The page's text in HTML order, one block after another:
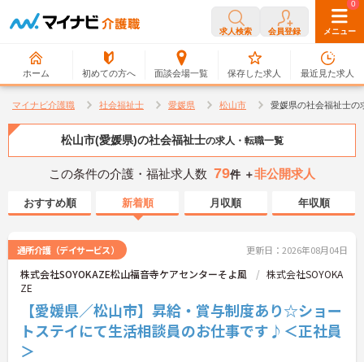
求人検索 会員登録 メニュー
ホーム 初めての方へ 面談会場一覧
0
保存した求人
0
最近見た求人
マイナビ介護職 社会福祉士 愛媛県 松山市 愛媛県の社会福祉士の
松山市(愛媛県)の社会福祉士の求人・転職一覧
この条件の介護・福祉求人数 79件 ＋非公開求人
おすすめ順 新着順 月収順 年収順
通所介護（デイサービス） 更新日：2026年08月04日
株式会社SOYOKAZE松山福音寺ケアセンターそよ風
株式会社SOYOKA
ZE
【愛媛県／松山市】昇給・賞与制度あり☆ショー
トステイにて生活相談員のお仕事です♪＜正社員
＞